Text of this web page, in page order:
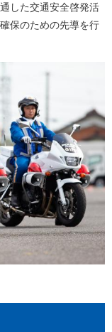
した交通安全啓発活
保のための先導を行